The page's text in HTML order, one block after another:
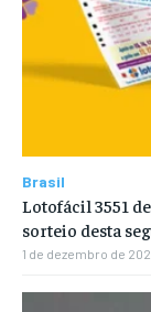
Brasil
Lotofácil 3551
sorteio desta
1 de dezembro de